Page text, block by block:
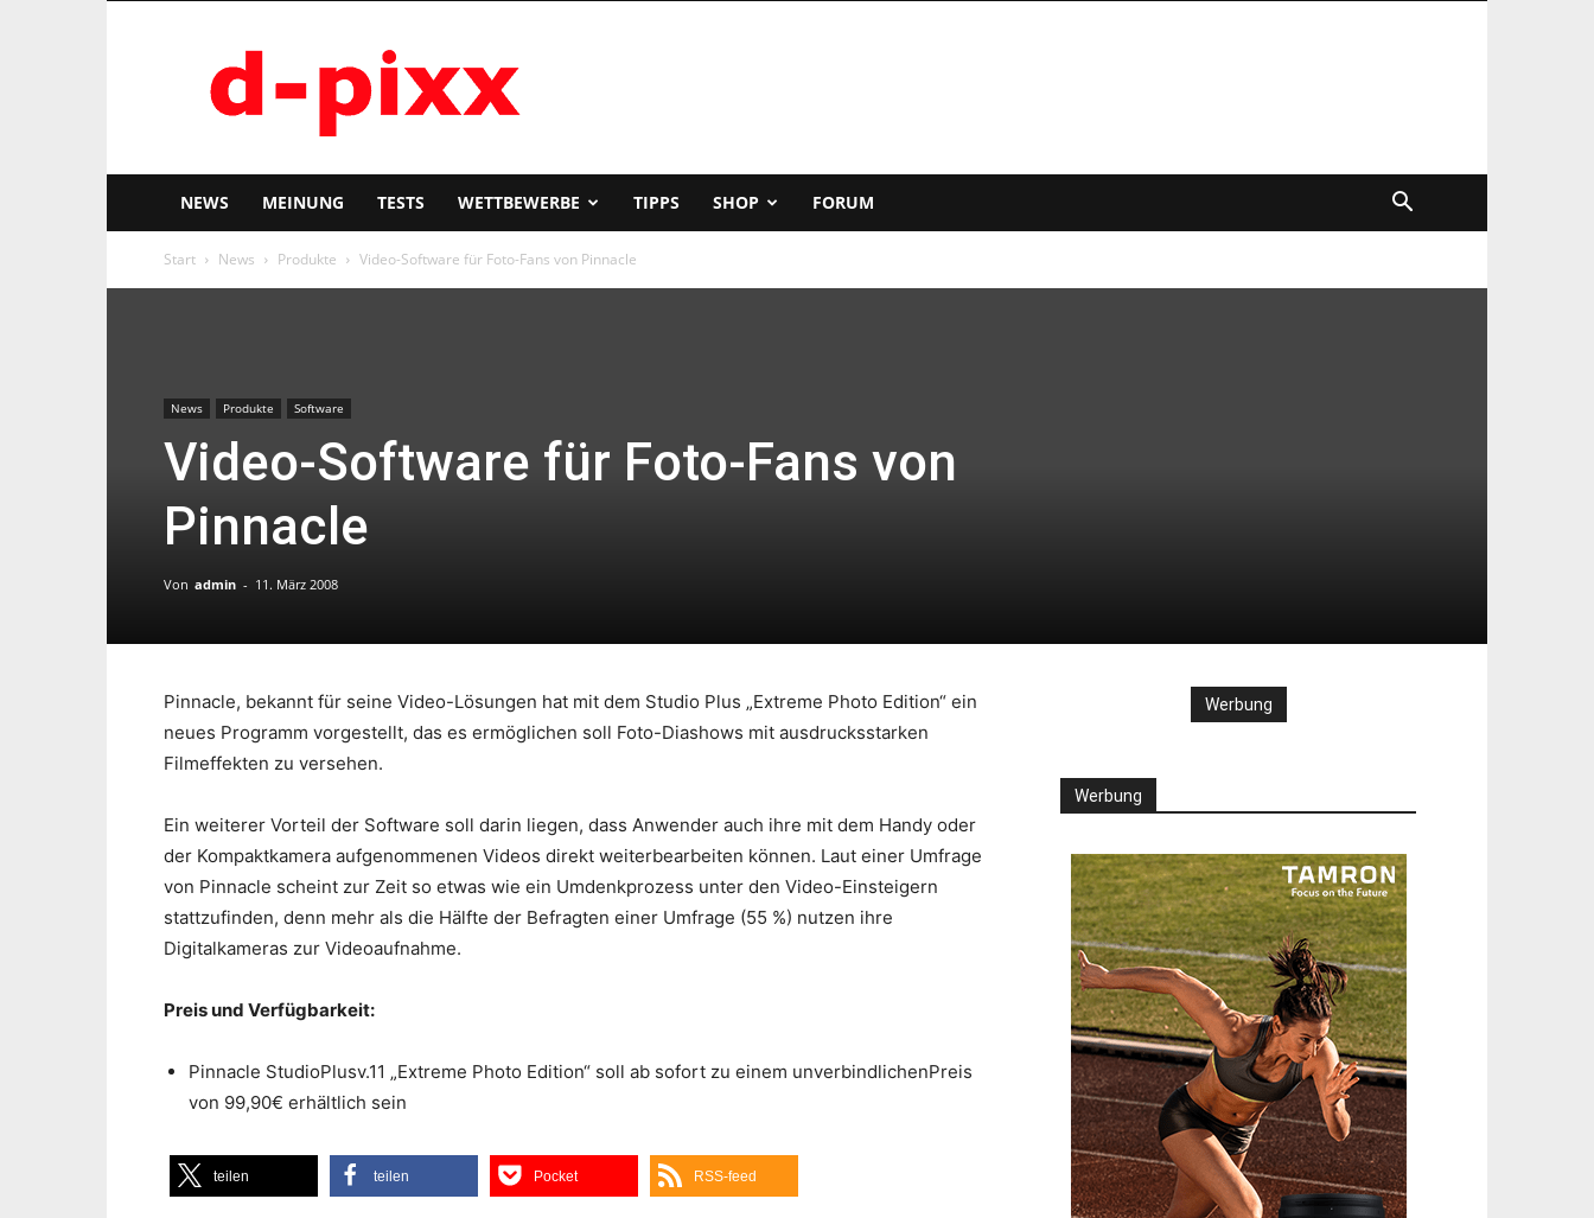
pixx
NEWS MEINUNG TESTS WETTBEWERBE TIPPS SHOP FORUM
Start News Produkte Video-Software für Foto-Fans von Pinnacle
News Produkte Software
Video-Software für Foto-Fans von
Pinnacle
Von admin - 11. März 2008
Pinnacle, bekannt für seine Video-Lösungen hat mit dem Studio Plus „Extreme Photo Edition“ ein
neues Programm vorgestellt, das es ermöglichen soll Foto-Diashows mit ausdrucksstarken
Filmeffekten zu versehen.
Ein weiterer Vorteil der Software soll darin liegen, dass Anwender auch ihre mit dem Handy oder
der Kompaktkamera aufgenommenen Videos direkt weiterbearbeiten können. Laut einer Umfrage
von Pinnacle scheint zur Zeit so etwas wie ein Umdenkprozess unter den Video-Einsteigern
stattzufinden, denn mehr als die Hälfte der Befragten einer Umfrage (55 %) nutzen ihre
Digitalkameras zur Videoaufnahme.
Preis und Verfügbarkeit:
Pinnacle StudioPlusv.11 „Extreme Photo Edition“ soll ab sofort zu einem unverbindlichenPreis
von 99,90€ erhältlich sein
teilen teilen Pocket RSS-feed
Werbung
Werbung